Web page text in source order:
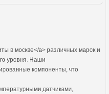
в москве</a> различных марок и
уровня. Наши
компоненты, что
датчиками,